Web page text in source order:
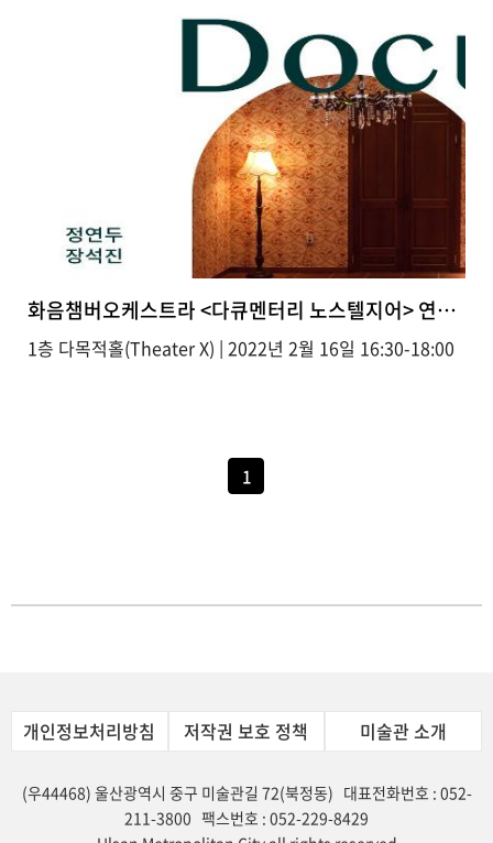
화음챔버오케스트라 <다큐멘터리 노스텔지어> 연주 퍼
1층 다목적홀(Theater X) | 2022년 2월 16일 16:30-18:00
1
개인정보처리방침 저작권 보호 정책 미술관 소개
(우44468) 울산광역시 중구 미술관길 72(북정동) 대표전화번호 : 052-
211-3800 팩스번호 : 052-229-8429